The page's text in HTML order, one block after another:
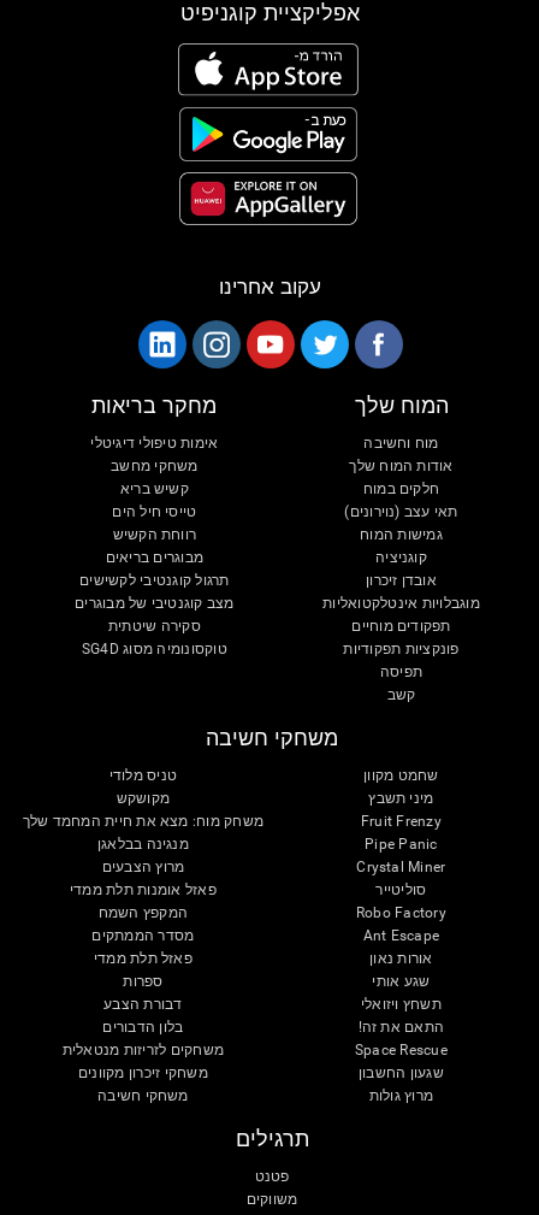
אפליקציית קוגניפיט
עקוב אחרינו
המוח שלך
מוח וחשיבה
אודות המוח שלך
חלקים במוח
תאי עצב (נוירונים)
גמישות המוח
קוגניציה
אובדן זיכרון
מוגבלויות אינטלקטואליות
תפקודים מוחיים
פונקציות תפקודיות
תפיסה
קשב
מחקר בריאות
אימות טיפולי דיגיטלי
משחקי מחשב
קשיש בריא
טייסי חיל הים
רווחת הקשיש
מבוגרים בריאים
תרגול קוגנטיבי לקשישים
מצב קוגנטיבי של מבוגרים
סקירה שיטתית
טוקסונומיה מסוג SG4D
משחקי חשיבה
שחמט מקוון
מיני תשבץ
Fruit Frenzy
Pipe Panic
Crystal Miner
סוליטייר
Robo Factory
Ant Escape
אורות נאון
שגע אותי
תשחץ ויזואלי
התאם את זה!
Space Rescue
שגעון החשבון
מרוץ גולות
טניס מלודי
מקושקש
משחק מוח: מצא את חיית המחמד שלך
מנגינה בבלאגן
מרוץ הצבעים
פאזל אומנות תלת ממדי
המקפץ השמח
מסדר הממתקים
פאזל תלת ממדי
ספרות
דבורת הצבע
בלון הדבורים
משחקים לזריזות מנטאלית
משחקי זיכרון מקוונים
משחקי חשיבה
תרגילים
פטנט
משווקים